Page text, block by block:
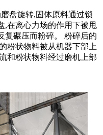
盘旋转,固体原料通过锁
,在离心力场的作用下被甩
复碾压而粉碎。 粉碎后的
粉状物料被从机器下部上
和粉状物料经过磨机上部